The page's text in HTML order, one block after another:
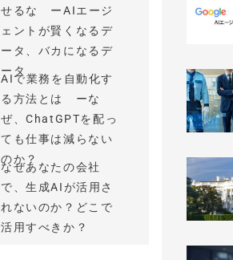
せるな ーAIエージ
ェントが賢くなるデ
ータ、バカになるデ
ータ
AIで業務を自動化す
る方法とは ーな
ぜ、ChatGPTを配っ
ても仕事は減らない
のか？
なぜあなたの会社
で、生成AIが活用さ
れないのか？どこで
活用すべきか？